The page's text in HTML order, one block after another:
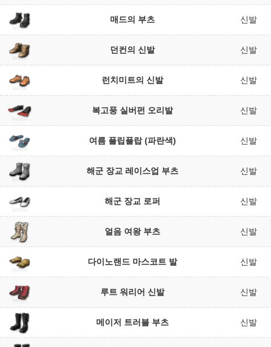
매드의 부츠 신발
던컨의 신발 신발
런치미트의 신발 신발
복고풍 실버펀 오리발 신발
여름 플립플랍 (파란색) 신발
해군 장교 레이스업 부츠 신발
해군 장교 로퍼 신발
얼음 여왕 부츠 신발
다이노랜드 마스코트 발 신발
루트 워리어 신발 신발
메이저 트러블 부츠 신발